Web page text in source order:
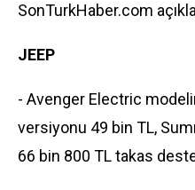
SonTurkHaber.com
JEEP
- Avenger Electric
versiyonu 49 bin TL,
66 bin 800 TL takas